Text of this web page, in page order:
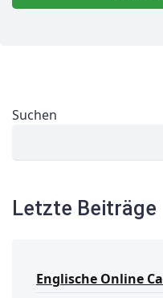
Suchen
Letzte Beiträge
Englische Online